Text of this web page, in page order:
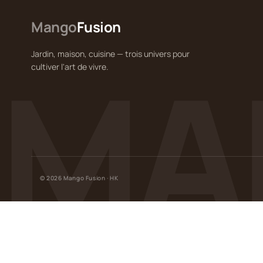
MangoFusion
Jardin, maison, cuisine — trois univers pour
cultiver l'art de vivre.
© 2026 Mango Fusion · HK